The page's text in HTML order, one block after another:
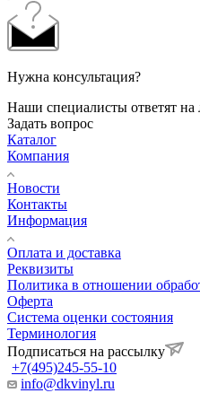
Нужна консультация?
Наши специалисты ответят
Задать вопрос
Каталог
Компания
Новости
Контакты
Информация
Оплата и доставка
Реквизиты
Политика в отношении
Оферта
Система оценки состояния
Терминология
Подписаться на рассылку
+7(495)245-55-10
info@dkvinyl.ru